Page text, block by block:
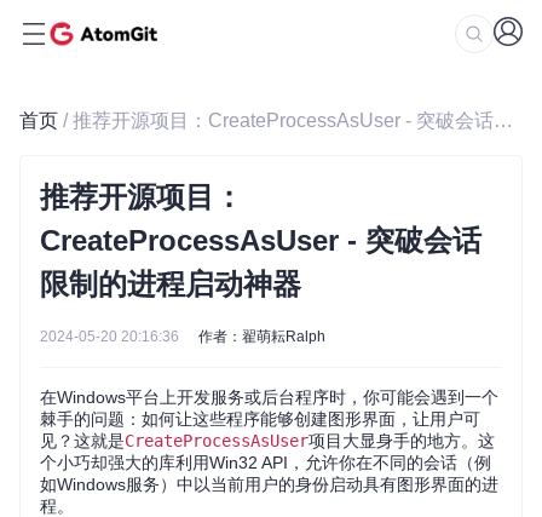
首页 / 推荐开源项目：CreateProcessAsUser - 突破会话限制的进程启动神器
推荐开源项目：
CreateProcessAsUser - 突破会话
限制的进程启动神器
2024-05-20 20:16:36 作者：翟萌耘Ralph
在Windows平台上开发服务或后台程序时，你可能会遇到一个
棘手的问题：如何让这些程序能够创建图形界面，让用户可
见？这就是CreateProcessAsUser项目大显身手的地方。这
个小巧却强大的库利用Win32 API，允许你在不同的会话（例
如Windows服务）中以当前用户的身份启动具有图形界面的进
程。